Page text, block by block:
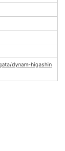
dynam-higashin